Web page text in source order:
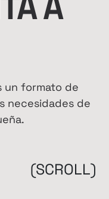
un formato de
necesidades de
(SCROLL)